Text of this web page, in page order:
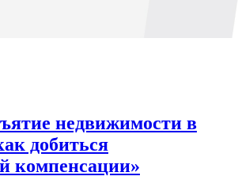
недвижимости в
добиться
компенсации»